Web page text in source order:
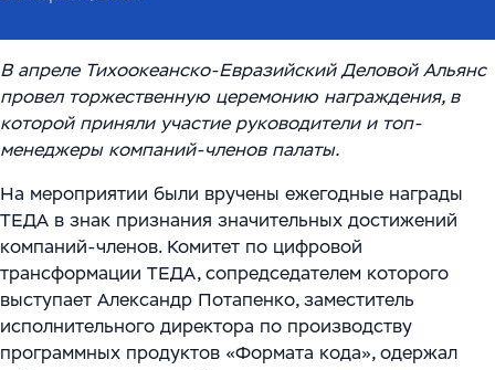
Обучающий ИИ-ассистент для ваших сотрудников
ИИ-решение для работы с корпоративными базами
WMS Управление складом
Системы визуального контроля на основе ИИ
Системы стандартизации и управления данными
для логистических и производственных
(Big Data)
Автоматизация производств
Цифровизация ритейла
Импортозамещение
ИИ и машинное обучение
О компании
О нас
Модели сотрудничества
Блог
Мероприятия
English
Main
Warehouse Logistics and Automation
Связаться с нами
В апреле Тихоокеанско-Евразийский Деловой Альянс
провел торжественную церемонию награждения, в
которой приняли участие руководители и топ-
менеджеры компаний-членов палаты.
На мероприятии были вручены ежегодные награды
ТЕДА в знак признания значительных достижений
компаний-членов. Комитет по цифровой
трансформации ТЕДА, сопредседателем которого
выступает Александр Потапенко, заместитель
исполнительного директора по производству
программных продуктов «Формата кода», одержал